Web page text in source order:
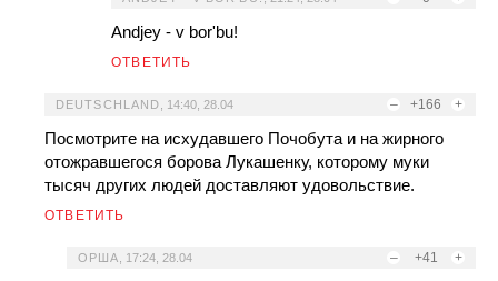
Andjey - v bor'bu!
ОТВЕТИТЬ
– +166 +
DEUTSCHLAND 14:40, 28.04
Посмотрите на исхудавшего Почобута и на жирного
отожравшегося борова Лукашенку, которому муки
тысяч других людей доставляют удовольствие.
ОТВЕТИТЬ
– +41 +
ОРША 17:24, 28.04